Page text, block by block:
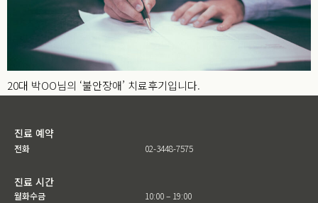
20대 박OO님의 ‘불안장애’ 치료후기입니다.
진료 예약
전화 02-3448-7575
진료 시간
월화수금
10:00 – 19:00